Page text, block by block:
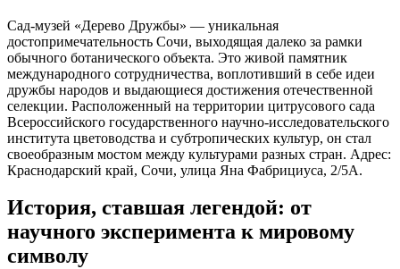
Сад‑музей «Дерево Дружбы» — уникальная
достопримечательность Сочи, выходящая далеко за рамки
обычного ботанического объекта. Это живой памятник
международного сотрудничества, воплотивший в себе идеи
дружбы народов и выдающиеся достижения отечественной
селекции. Расположенный на территории цитрусового сада
Всероссийского государственного научно‑исследовательского
института цветоводства и субтропических культур, он стал
своеобразным мостом между культурами разных стран. Адрес:
Краснодарский край, Сочи, улица Яна Фабрициуса, 2/5А.
История, ставшая легендой: от
научного эксперимента к мировому
символу